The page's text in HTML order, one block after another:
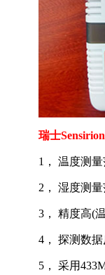
瑞士
1 ， 温度测
2 ， 湿度测
3 ， 精度高(
4 ， 探测数
5 ， 采用